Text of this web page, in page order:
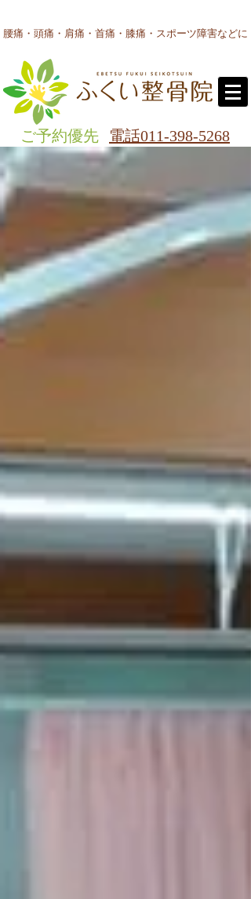
腰痛・頭痛・肩痛・首痛・膝痛・スポーツ障害などに
ご予約優先 電話011-398-5268